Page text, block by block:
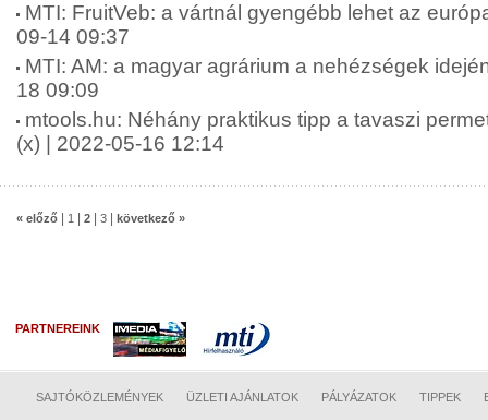
MTI: FruitVeb: a vártnál gyengébb lehet az
09-14 09:37
MTI: AM: a magyar agrárium a nehézségek
18 09:09
mtools.hu: Néhány praktikus tipp a tavaszi
(x) | 2022-05-16 12:14
« előző 1 2 3 következő »
PARTNEREINK
SAJTÓKÖZLEMÉNYEK ÜZLETI AJÁNLATOK PÁLYÁZATOK TIPPEK